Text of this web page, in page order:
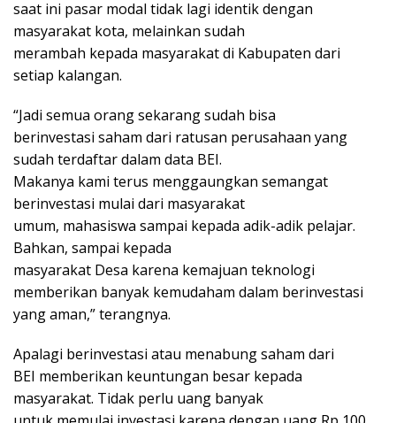
saat ini pasar modal tidak lagi identik dengan
masyarakat kota, melainkan sudah
merambah kepada masyarakat di Kabupaten dari
setiap kalangan.
“Jadi semua orang sekarang sudah bisa
berinvestasi saham dari ratusan perusahaan yang
sudah terdaftar dalam data BEI.
Makanya kami terus menggaungkan semangat
berinvestasi mulai dari masyarakat
umum, mahasiswa sampai kepada adik-adik pelajar.
Bahkan, sampai kepada
masyarakat Desa karena kemajuan teknologi
memberikan banyak kemudaham dalam berinvestasi
yang aman,” terangnya.
Apalagi berinvestasi atau menabung saham dari
BEI memberikan keuntungan besar kepada
masyarakat. Tidak perlu uang banyak